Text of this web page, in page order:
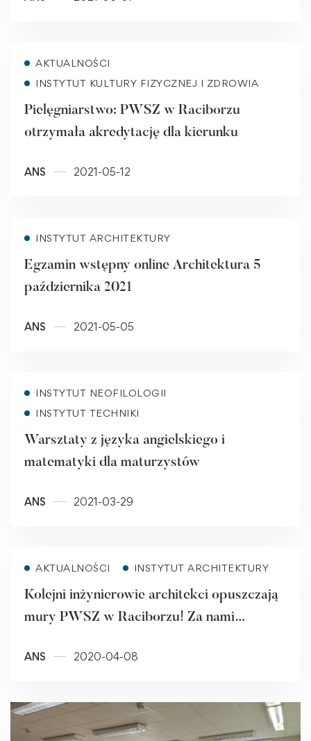
AKTUALNOŚCI
INSTYTUT KULTURY FIZYCZNEJ I ZDROWIA
Pielęgniarstwo: PWSZ w Raciborzu
otrzymała akredytację dla kierunku
ANS 2021-05-12
INSTYTUT ARCHITEKTURY
Egzamin wstępny online Architektura 5
października 2021
ANS 2021-05-05
INSTYTUT NEOFILOLOGII
INSTYTUT TECHNIKI
Warsztaty z języka angielskiego i
matematyki dla maturzystów
ANS 2021-03-29
AKTUALNOŚCI INSTYTUT ARCHITEKTURY
Kolejni inżynierowie architekci opuszczają
mury PWSZ w Raciborzu! Za nami
uczelni.
ANS 2020-04-08